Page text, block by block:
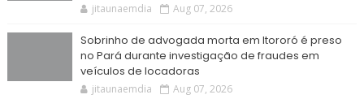
jitaunaemdia Aug 07, 2026
Sobrinho de advogada morta em Itororó é preso
no Pará durante investigação de fraudes em
veículos de locadoras
jitaunaemdia Aug 07, 2026